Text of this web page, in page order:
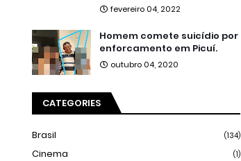
fevereiro 04, 2022
Homem comete suicídio por
enforcamento em Picuí.
outubro 04, 2020
CATEGORIES
Brasil (134)
Cinema (1)